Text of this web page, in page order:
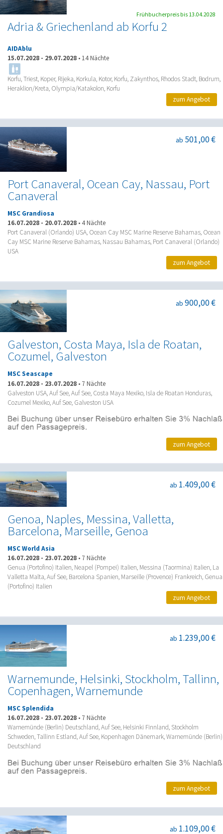
Adria & Griechenland ab Korfu 2
AIDAblu
15.07.2028 - 29.07.2028 • 14 Nächte
Korfu, Triest, Koper, Rijeka, Korkula, Kotor, Korfu, Zakynthos, Rhodos Stadt, Bodrum,
Heraklion/Kreta, Olympia/Katakolon, Korfu
Frühbucherpreis bis 13.04.2028
zum Angebot
Port Canaveral, Ocean Cay, Nassau, Port
Canaveral
ab 501,00 €
MSC Grandiosa
16.07.2028 - 20.07.2028 •4 Nächte
Port Canaveral (Orlando) USA, Ocean Cay MSC Marine Reserve Bahamas, Ocean
Cay MSC Marine Reserve Bahamas, Nassau Bahamas, Port Canaveral (Orlando)
USA
zum Angebot
Galveston, Costa Maya, Isla de Roatan,
Cozumel, Galveston
ab 900,00 €
MSC Seascape
16.07.2028 - 23.07.2028 • 7 Nächte
Galveston USA, Auf See, Auf See, Costa Maya Mexiko, Isla de Roatan Honduras,
Cozumel Mexiko, Auf See, Galveston USA
zum Angebot
Genoa, Naples, Messina, Valletta,
Barcelona, Marseille, Genoa
ab 1.409,00 €
MSC World Asia
16.07.2028 - 23.07.2028 • 7 Nächte
Genua (Portofino) Italien, Neapel (Pompei) Italien, Messina (Taormina) Italien, La
Valletta Malta, Auf See, Barcelona Spanien, Marseille (Provence) Frankreich, Genua
(Portofino) Italien
zum Angebot
Warnemunde, Helsinki, Stockholm, Tallinn,
Copenhagen, Warnemunde
ab 1.239,00 €
MSC Splendida
16.07.2028 - 23.07.2028 • 7 Nächte
Warnemünde (Berlin) Deutschland, Auf See, Helsinki Finnland, Stockholm
Schweden, Tallinn Estland, Auf See, Kopenhagen Dänemark, Warnemünde (Berlin)
Deutschland
zum Angebot
ab 1.109,00 €